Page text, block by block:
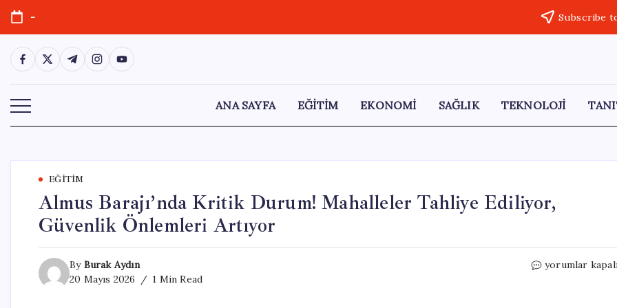
Skip
content
- Subscribe
https://www.facebook.com/
https://twitter.com/
https://t.me/
https://www.instagram.com/
https://youtube.com/
ANA SAYFA EĞİTİM EKONOMİ SAĞLIK TEKNOLOJİ
EĞITIM
Almus Barajı’nda Kritik Durum! Mahalleler Tahliye Ediliyor,
Güvenlik Önlemleri Artıyor
By Burak Aydın
20 Mayıs 2026
1 Min Read
Almus
yorumlar